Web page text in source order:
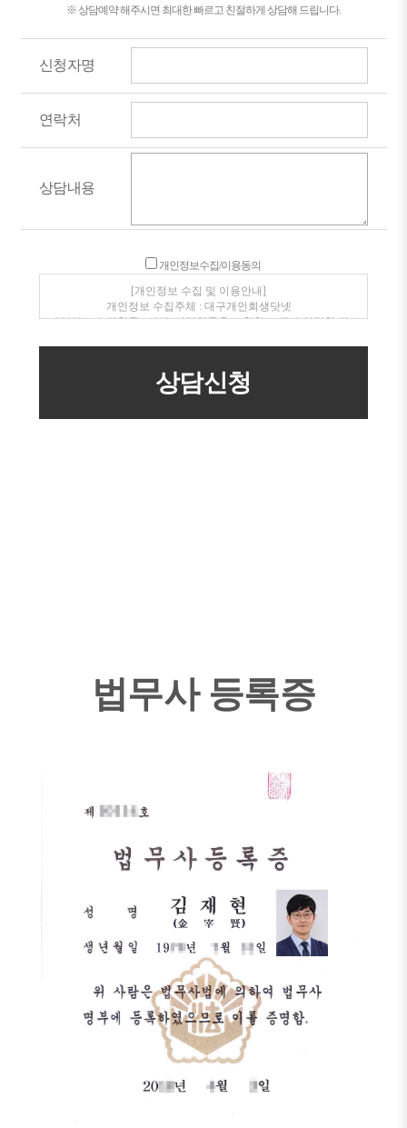
※ 상담예약 해주시면 최대한 빠르고 친절하게 상담해 드립니다.
신청자명
연락처
상담내용
개인정보수집/이용동의
[개인정보 수집 및 이용안내]
개인정보 수집주체 : 대구개인회생닷넷
개인정보 수집항목 : 성명, 연락처등을 포함한 고객이 입력한 정
개인정보보유/이용기간 : 수집일로부터 1년(고객동의 철회시
지체없이 파기)
법무사 등록증